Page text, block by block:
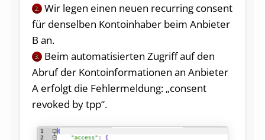
2.
Wir legen einen neuen recurring consent
für denselben Kontoinhaber beim Anbieter
B an.
3.
Beim automatisierten Zugriff auf den
Abruf der Kontoinformationen an Anbieter
A erfolgt die Fehlermeldung: „consent
revoked by tpp“.